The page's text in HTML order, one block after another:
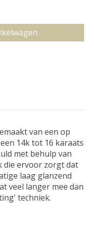
van een op
14k tot 16 karaats
met behulp van
die ervoor zorgt dat
laag glanzend
veel langer mee dan
techniek.